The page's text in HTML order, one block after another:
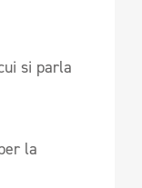
si parla
la